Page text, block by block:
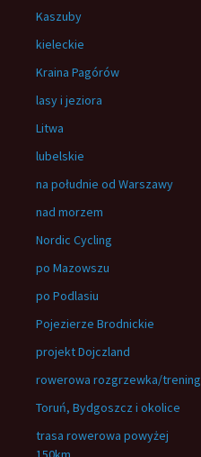
Kaszuby
kieleckie
Kraina Pagórów
lasy i jeziora
Litwa
lubelskie
na południe od Warszawy
nad morzem
Nordic Cycling
po Mazowszu
po Podlasiu
Pojezierze Brodnickie
projekt Dojczland
rowerowa rozgrzewka/trening
Toruń, Bydgoszcz i okolice
trasa rowerowa powyżej